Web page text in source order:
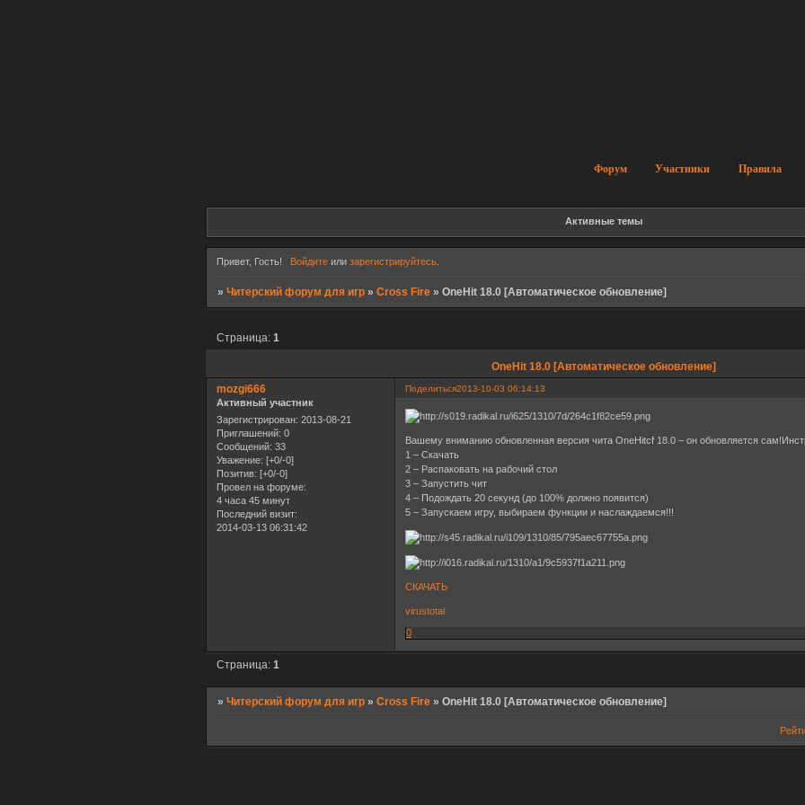
Форум Участники Правила
Активные темы
Привет, Гость! Войдитеили зарегистрируйтесь.
»Читерский форум для игр »Cross Fire »OneHit 18.0 [Автоматическое обновление]
OneHit 18.0 [Автоматическое обновление]
Страница:1
Поделиться2013-10-03 06:14:13
mozgi666
Активный участник
Зарегистрирован: 2013-08-21
Приглашений: 0
Сообщений: 33
Уважение: [+0/-0]
Позитив: [+0/-0]
Провел на форуме:
4 часа 45 минут
Последний визит:
2014-03-13 06:31:42
Вашему вниманию обновленная версия чита OneHitcf 18.0 – он обновляется
1 – Скачать
2 – Распаковать на рабочий стол
3 – Запустить чит
4 – Подождать 20 секунд (до 100% должно появится)
5 – Запускаем игру, выбираем функции и наслаждаемся!!!
СКАЧАТЬ
virustotal
0
Страница:1
»Читерский форум для игр »Cross Fire »OneHit 18.0 [Автоматическое обновление]